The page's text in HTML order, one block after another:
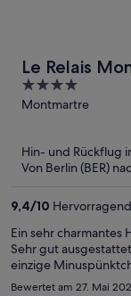
Le Relais
4
out
5
Montmartre
Hin- und Rückflug
Von Berlin (BER)
9,4/10
Ein sehr charmantes
Sehr gut
einzige
Jahre gekommen ist.
Bewertet am 27. Mai